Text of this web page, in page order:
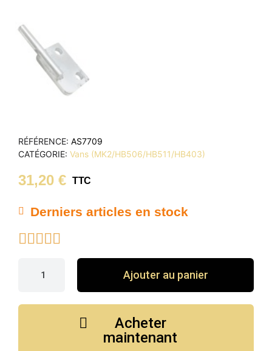
RÉFÉRENCE AS7709
CATÉGORIE Vans (MK2/HB506/HB511/HB403)
31,20 € TTC
Derniers articles en stock

Ajouter au panier
Acheter
maintenant